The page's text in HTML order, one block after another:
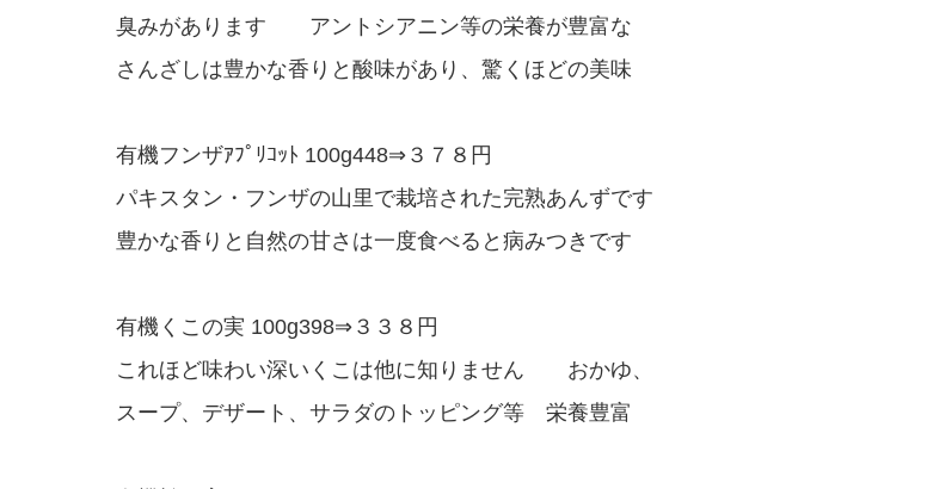
臭みがあります アントシアニン等の栄養が豊富な
さんざしは豊かな香りと酸味があり、驚くほどの美味
有機フンザｱﾌﾟﾘｺｯﾄ 100g448⇒３７８円
パキスタン・フンザの山里で栽培された完熟あんずです
豊かな香りと自然の甘さは一度食べると病みつきです
有機くこの実 100g398⇒３３８円
これほど味わい深いくこは他に知りません おかゆ、
スープ、デザート、サラダのトッピング等 栄養豊富